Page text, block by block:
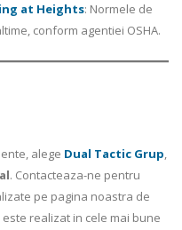
at Heights: Normele de
conform agentiei OSHA.
alege Dual Tactic Grup,
. Contacteaza-ne pentru
pe pagina noastra de
realizat in cele mai bune